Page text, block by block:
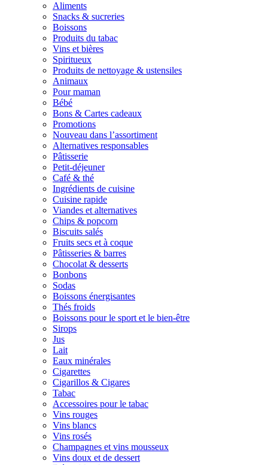
Aliments
Snacks & sucreries
Boissons
Produits du tabac
Vins et bières
Spiritueux
Produits de nettoyage & ustensiles
Animaux
Pour maman
Bébé
Bons & Cartes cadeaux
Promotions
Nouveau dans l’assortiment
Alternatives responsables
Pâtisserie
Petit-déjeuner
Café & thé
Ingrédients de cuisine
Cuisine rapide
Viandes et alternatives
Chips & popcorn
Biscuits salés
Fruits secs et à coque
Pâtisseries & barres
Chocolat & desserts
Bonbons
Sodas
Boissons énergisantes
Thés froids
Boissons pour le sport et le bien-être
Sirops
Jus
Lait
Eaux minérales
Cigarettes
Cigarillos & Cigares
Tabac
Accessoires pour le tabac
Vins rouges
Vins blancs
Vins rosés
Champagnes et vins mousseux
Vins doux et de dessert